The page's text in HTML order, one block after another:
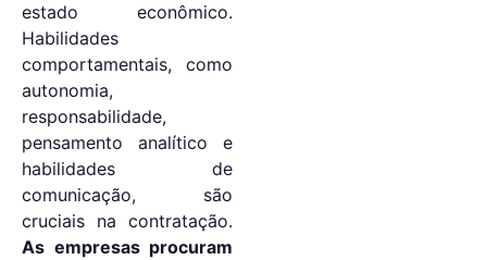
estado econômico.
Habilidades
comportamentais, como
autonomia,
responsabilidade,
pensamento analítico e
habilidades de
comunicação, são
cruciais na contratação.
As empresas procuram